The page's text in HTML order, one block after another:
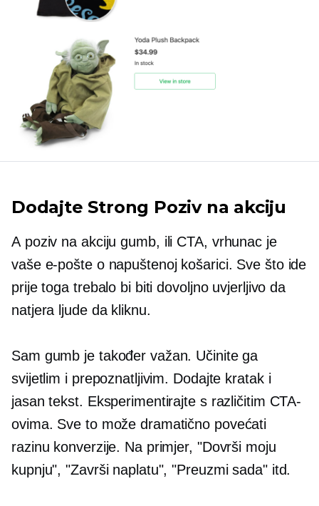
Dodajte Strong Poziv na akciju
A poziv na akciju gumb, ili CTA, vrhunac je
vaše e-pošte o napuštenoj košarici. Sve što ide
prije toga trebalo bi biti dovoljno uvjerljivo da
natjera ljude da kliknu.
Sam gumb je također važan. Učinite ga
svijetlim i prepoznatljivim. Dodajte kratak i
jasan tekst. Eksperimentirajte s različitim CTA-
ovima. Sve to može dramatično povećati
razinu konverzije. Na primjer, "Dovrši moju
kupnju", "Završi naplatu", "Preuzmi sada" itd.